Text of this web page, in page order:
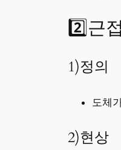
2️⃣근
1)정의
도체
2)현상